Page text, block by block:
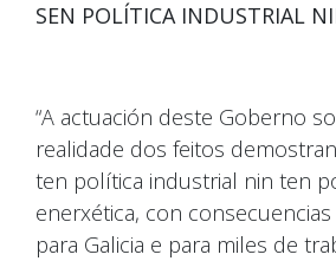
SEN POLÍTICA INDUSTRIAL
“A actuación deste Goberno
realidade dos feitos
ten política industrial nin ten
enerxética, con
para Galicia e para miles de